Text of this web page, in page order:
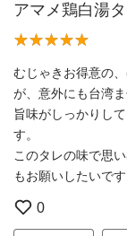
アマメ鶏白湯
むじゃきお得意の
が、意外にも台湾
旨味がしっかりし
す。
このタレの味で思
もお願いしたいです
0